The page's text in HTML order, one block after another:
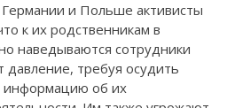
и Польше активисты
к их родственникам в
наведываются сотрудники
давление, требуя осудить
информацию об их